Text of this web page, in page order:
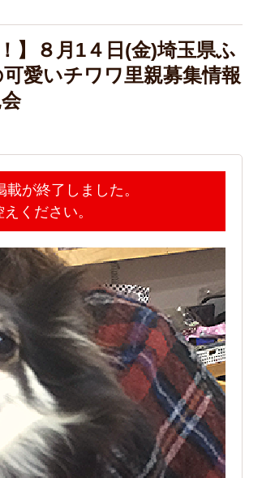
】８月1４日(金)埼玉県ふ
愛いチワワ里親募集情報
が終了しました。
ください。